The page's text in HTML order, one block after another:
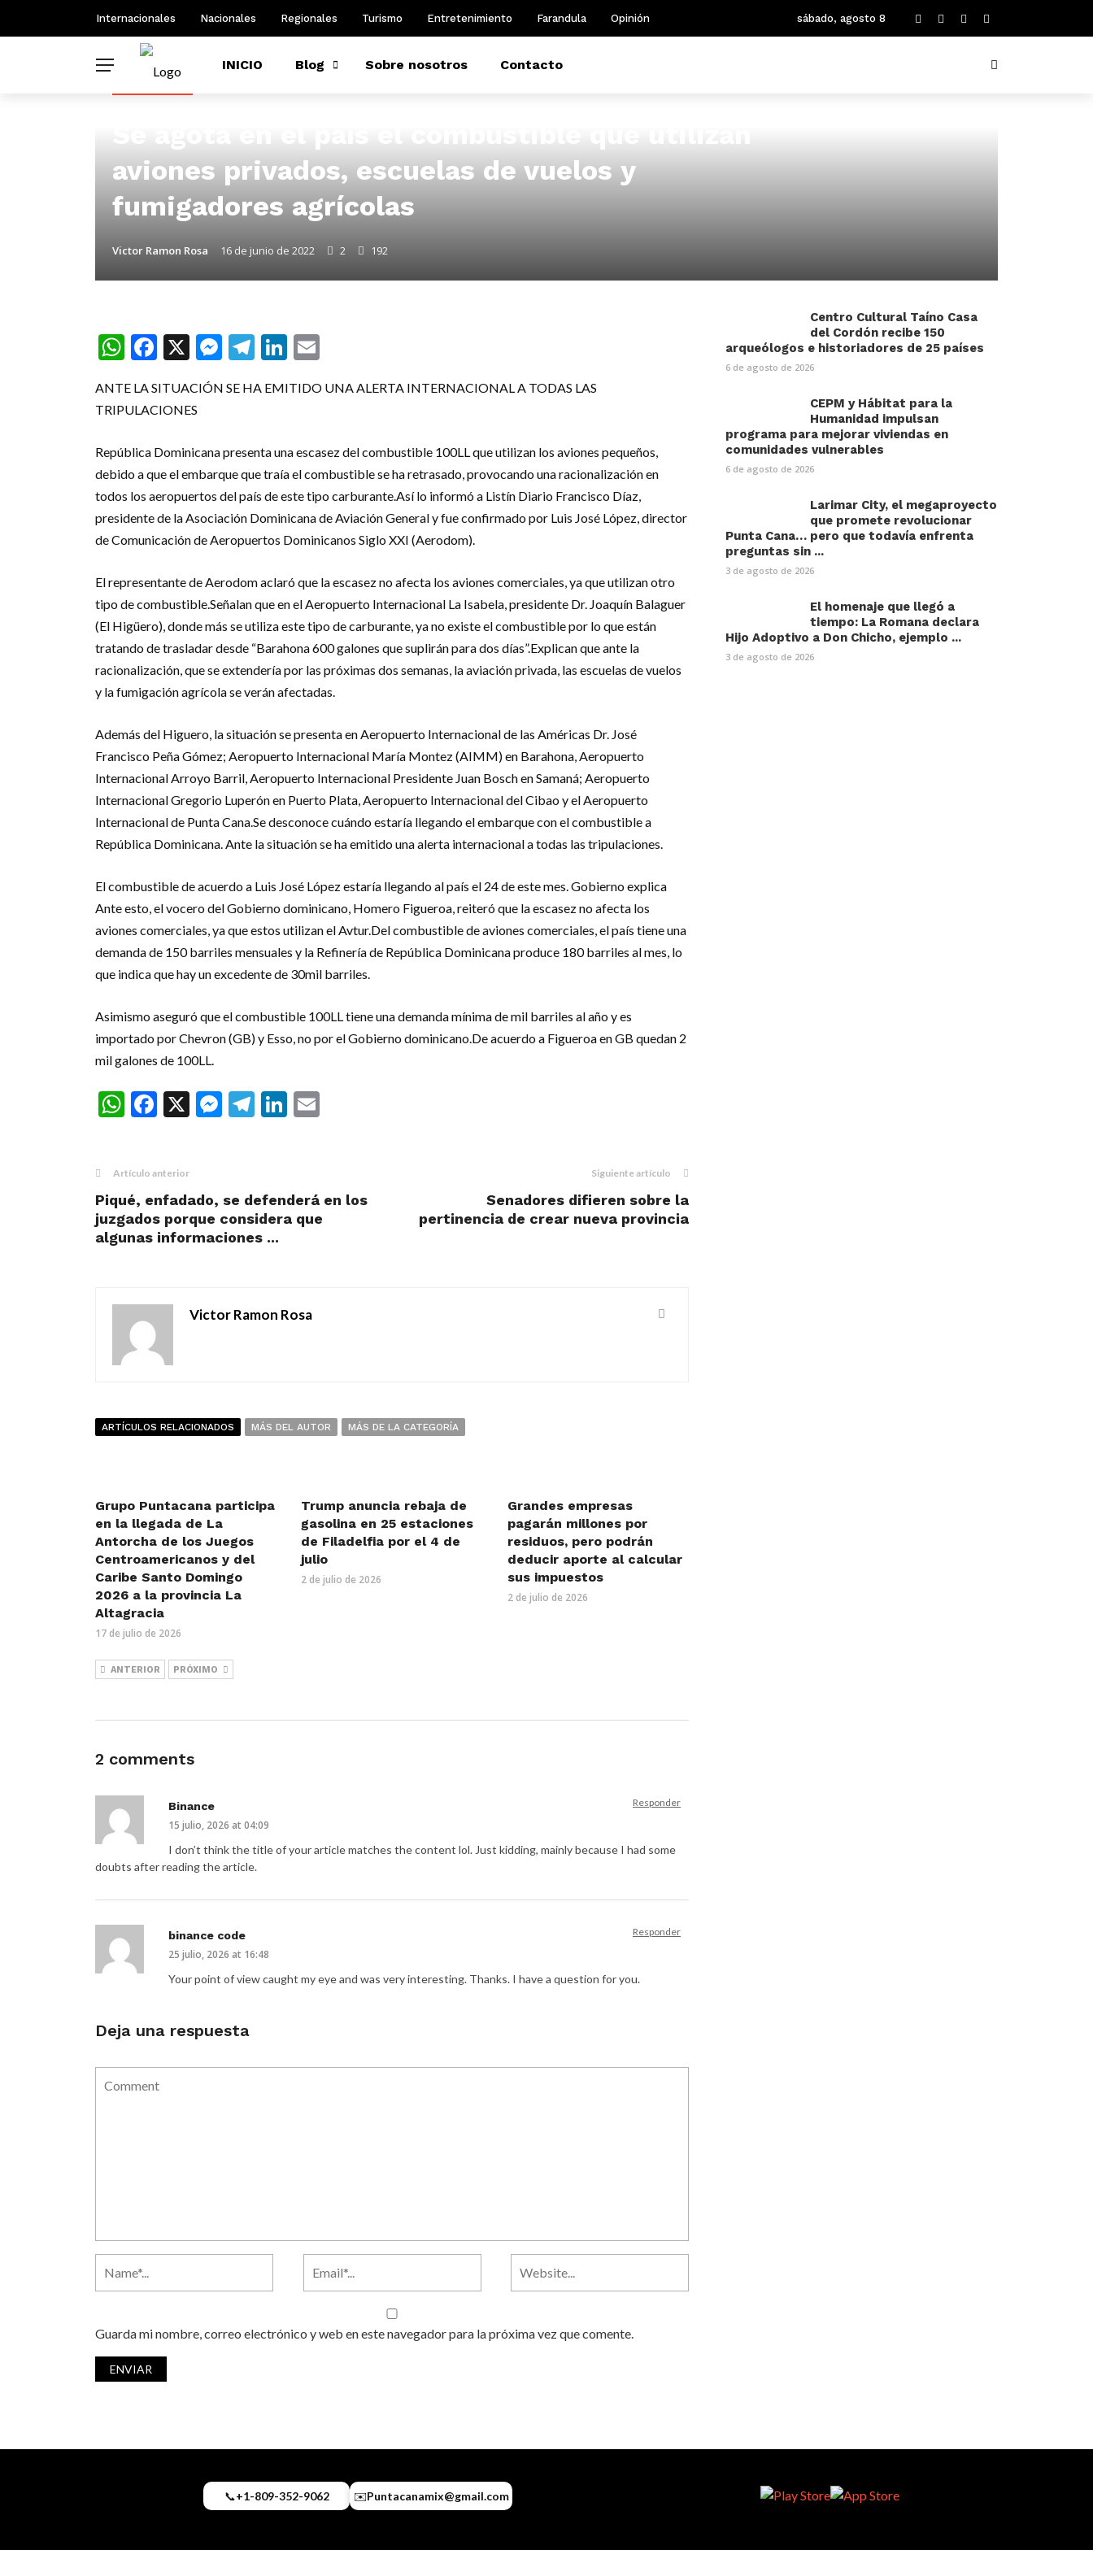
Internacionales Nacionales Regionales Turismo Entretenimiento Farandula Opinión sábado, agosto 8
INICIO Blog Sobre nosotros Contacto
aviones privados, escuelas de vuelos y
fumigadores agrícolas
Victor Ramon Rosa 16 de junio de 2022 2 192
WhatsApp
Facebook
X Messenger
Telegram
LinkedIn
ANTE LA SITUACIÓN SE HA EMITIDO UNA ALERTA INTERNACIONAL A TODAS LAS
TRIPULACIONES
República Dominicana presenta una escasez del combustible 100LL que utilizan los aviones pequeños,
debido a que el embarque que traía el combustible se ha retrasado, provocando una racionalización en
todos los aeropuertos del país de este tipo carburante.Así lo informó a Listín Diario Francisco Díaz,
presidente de la Asociación Dominicana de Aviación General y fue confirmado por Luis José López, director
de Comunicación de Aeropuertos Dominicanos Siglo XXI (Aerodom).
El representante de Aerodom aclaró que la escasez no afecta los aviones comerciales, ya que utilizan otro
tipo de combustible.Señalan que en el Aeropuerto Internacional La Isabela, presidente Dr. Joaquín Balaguer
(El Higüero), donde más se utiliza este tipo de carburante, ya no existe el combustible por lo que están
tratando de trasladar desde “Barahona 600 galones que suplirán para dos días”.Explican que ante la
racionalización, que se extendería por las próximas dos semanas, la aviación privada, las escuelas de vuelos
y la fumigación agrícola se verán afectadas.
Además del Higuero, la situación se presenta en Aeropuerto Internacional de las Américas Dr. José
Francisco Peña Gómez; Aeropuerto Internacional María Montez (AIMM) en Barahona, Aeropuerto
Internacional Arroyo Barril, Aeropuerto Internacional Presidente Juan Bosch en Samaná; Aeropuerto
Internacional Gregorio Luperón en Puerto Plata, Aeropuerto Internacional del Cibao y el Aeropuerto
Internacional de Punta Cana.Se desconoce cuándo estaría llegando el embarque con el combustible a
República Dominicana. Ante la situación se ha emitido una alerta internacional a todas las tripulaciones.
El combustible de acuerdo a Luis José López estaría llegando al país el 24 de este mes. Gobierno explica
Ante esto, el vocero del Gobierno dominicano, Homero Figueroa, reiteró que la escasez no afecta los
aviones comerciales, ya que estos utilizan el Avtur.Del combustible de aviones comerciales, el país tiene una
demanda de 150 barriles mensuales y la Refinería de República Dominicana produce 180 barriles al mes, lo
que indica que hay un excedente de 30mil barriles.
Asimismo aseguró que el combustible 100LL tiene una demanda mínima de mil barriles al año y es
importado por Chevron (GB) y Esso, no por el Gobierno dominicano.De acuerdo a Figueroa en GB quedan 2
mil galones de 100LL.
WhatsApp
Facebook
X Messenger
Telegram
LinkedIn
Artículo anterior
Piqué, enfadado, se defenderá en los
juzgados porque considera que
algunas informaciones ...
Siguiente artículo
Senadores difieren sobre la
pertinencia de crear nueva provincia
Victor Ramon Rosa
ARTÍCULOS RELACIONADOS MÁS DEL AUTOR MÁS DE LA CATEGORÍA
Grupo Puntacana participa
en la llegada de La
Antorcha de los Juegos
Centroamericanos y del
Caribe Santo Domingo
2026 a la provincia La
Altagracia
17 de julio de 2026
Trump anuncia rebaja de
gasolina en 25 estaciones
de Filadelfia por el 4 de
julio
2 de julio de 2026
Grandes empresas
pagarán millones por
residuos, pero podrán
deducir aporte al calcular
sus impuestos
2 de julio de 2026
ANTERIOR PRÓXIMO
2 comments
Binance
15 julio, 2026 at 04:09
Responder
I don’t think the title of your article matches the content lol. Just kidding, mainly because I had some
doubts after reading the article.
binance code
25 julio, 2026 at 16:48
Responder
Your point of view caught my eye and was very interesting. Thanks. I have a question for you.
Deja una respuesta
Guarda mi nombre, correo electrónico y web en este navegador para la próxima vez que comente.
Centro Cultural Taíno Casa
del Cordón recibe 150
arqueólogos e historiadores de 25 países
6 de agosto de 2026
CEPM y Hábitat para la
Humanidad impulsan
programa para mejorar viviendas en
comunidades vulnerables
6 de agosto de 2026
Larimar City, el megaproyecto
que promete revolucionar
Punta Cana… pero que todavía enfrenta
preguntas sin ...
3 de agosto de 2026
El homenaje que llegó a
tiempo: La Romana declara
Hijo Adoptivo a Don Chicho, ejemplo ...
3 de agosto de 2026
📞+1-809-352-9062 ✉️Puntacanamix@gmail.com